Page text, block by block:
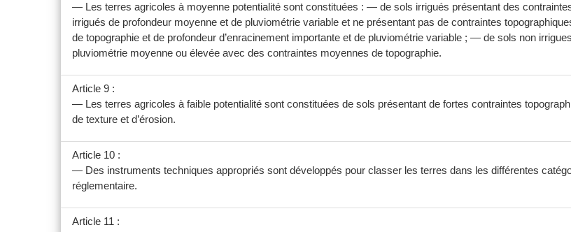
— Les terres agricoles à moyenne potentialité sont constituées : — de sols irrigués présentant des
irrigués de profondeur moyenne et de pluviométrie variable et ne présentant pas de contraintes
de topographie et de profondeur d’enracinement importante et de pluviométrie variable ; — de sols non
pluviométrie moyenne ou élevée avec des contraintes moyennes de topographie.
Article 9 :
— Les terres agricoles à faible potentialité sont constituées de sols présentant de fortes contraintes
de texture et d’érosion.
Article 10 :
— Des instruments techniques appropriés sont développés pour classer les terres dans les différentes
réglementaire.
Article 11 :